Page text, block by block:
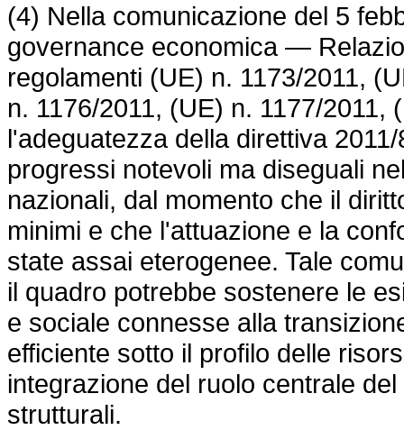
(4) Nella comunicazione del 5
governance economica —
regolamenti (UE) n. 1173/2011,
n. 1176/2011, (UE) n. 1177/
l'adeguatezza della direttiva
progressi notevoli ma diseguali
nazionali, dal momento che il
minimi e che l'attuazione e la
state assai eterogenee. Tale
il quadro potrebbe sostenere le
e sociale connesse alla
efficiente sotto il profilo delle
integrazione del ruolo centrale
strutturali.